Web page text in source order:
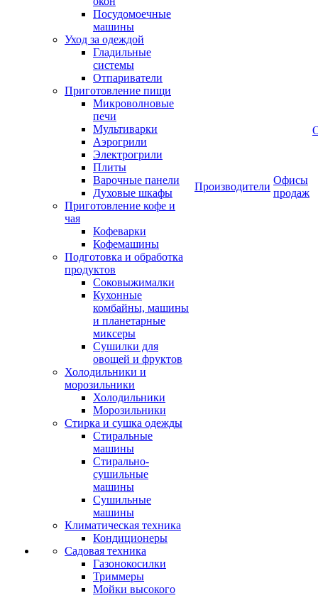
Посудомоечные
машины
Уход за одеждой
Гладильные
системы
Отпариватели
Приготовление пищи
Микроволновые
печи
Мультиварки
Аэрогрили
Электрогрили
Плиты
Варочные панели
Духовые шкафы
Приготовление кофе и
чая
Кофеварки
Кофемашины
Подготовка и обработка
продуктов
Соковыжималки
Кухонные
комбайны, машины
и планетарные
миксеры
Сушилки для
овощей и фруктов
Холодильники и
морозильники
Холодильники
Морозильники
Стирка и сушка одежды
Стиральные
машины
Стирально-
сушильные
машины
Сушильные
машины
Климатическая техника
Кондиционеры
Садовая техника
Газонокосилки
Триммеры
Мойки высокого
Производители
Офисы
продаж